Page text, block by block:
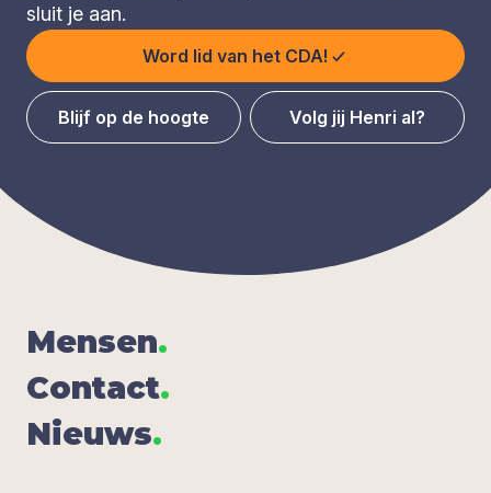
sluit je aan.
Word lid van het CDA!
Blijf op de hoogte Volg jij Henri al?
Men­sen.
Con­tact.
Nieuws.